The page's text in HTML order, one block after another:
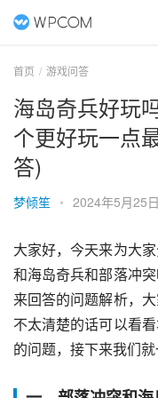
首页 游戏问答
海岛奇兵好玩
个更好玩一点
答)
梦倾笙 • 2024年5月25
大家好，今天来为大
和海岛奇兵和部落冲
来回答的问题解析，
不太清楚的话可以看
的问题，接下来我们就